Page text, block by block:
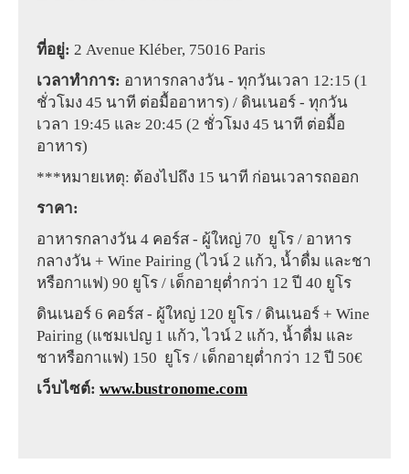
ที่อยู่: 2 Avenue Kléber, 75016 Paris
เวลาทำการ: อาหารกลางวัน - ทุกวันเวลา 12:15 (1
ชั่วโมง 45 นาที ต่อมื้ออาหาร) / ดินเนอร์ - ทุกวัน
เวลา 19:45 และ 20:45 (2 ชั่วโมง 45 นาที ต่อมื้อ
อาหาร)
***หมายเหตุ: ต้องไปถึง 15 นาที ก่อนเวลารถออก
ราคา:
อาหารกลางวัน 4 คอร์ส - ผู้ใหญ่ 70 ยูโร / อาหาร
กลางวัน + Wine Pairing (ไวน์ 2 แก้ว, น้ำดื่ม และชา
หรือกาแฟ) 90 ยูโร / เด็กอายุต่ำกว่า 12 ปี 40 ยูโร
ดินเนอร์ 6 คอร์ส - ผู้ใหญ่ 120 ยูโร / ดินเนอร์ + Wine
Pairing (แชมเปญ 1 แก้ว, ไวน์ 2 แก้ว, น้ำดื่ม และ
ชาหรือกาแฟ) 150 ยูโร / เด็กอายุต่ำกว่า 12 ปี 50€
เว็บไซต์: www.bustronome.com